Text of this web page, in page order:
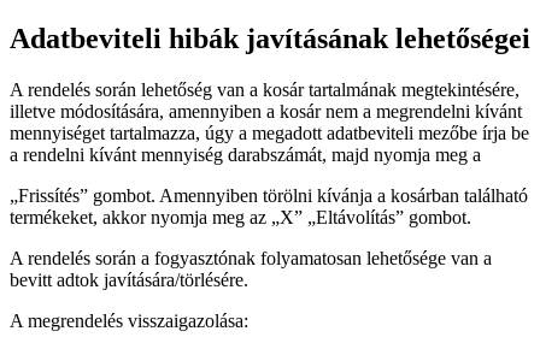
Adatbeviteli hibák javításának lehetőségei
A rendelés során lehetőség van a kosár tartalmának megtekintésére,
illetve módosítására, amennyiben a kosár nem a megrendelni kívánt
mennyiséget tartalmazza, úgy a megadott adatbeviteli mezőbe írja be
a rendelni kívánt mennyiség darabszámát, majd nyomja meg a
„Frissítés” gombot. Amennyiben törölni kívánja a kosárban található
termékeket, akkor nyomja meg az „X” „Eltávolítás” gombot.
A rendelés során a fogyasztónak folyamatosan lehetősége van a
bevitt adtok javítására/törlésére.
A megrendelés visszaigazolása: